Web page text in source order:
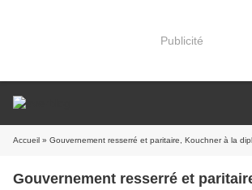
Publicité
Accueil » Gouvernement resserré et paritaire, Kouchner à la
Gouvernement resserré et paritaire,